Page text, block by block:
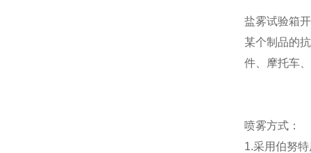
盐雾试验箱
某个制品的
件、摩托车
喷雾方式：
1.采用伯努